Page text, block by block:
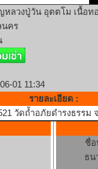
หลวงปู่วัน อุตตโม เนื้อท
นคร
01 11:34
รายละเอียด :
วัดถ้ำอภัยดำรงธรรม
ชื่
ธน